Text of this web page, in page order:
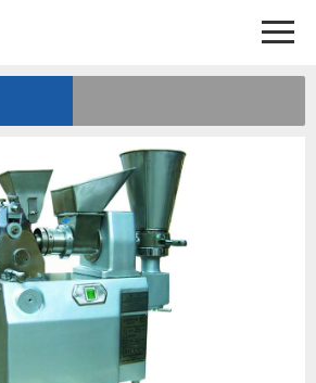
关于我们
产品中心
工程案例
新闻中心
联系我们